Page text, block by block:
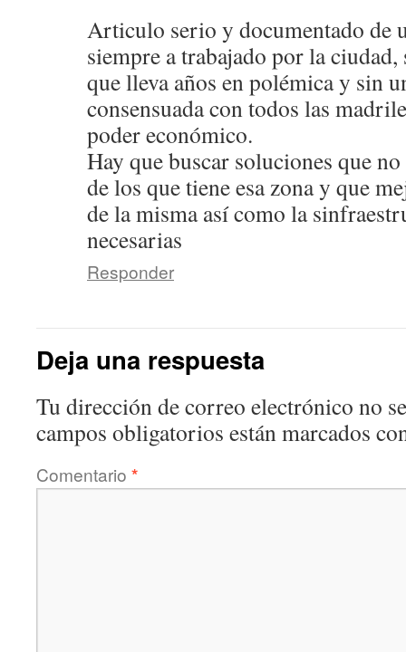
Articulo serio y documentado de
siempre a trabajado por la
que lleva años en polémica y sin
consensuada con todos las
poder económico.
Hay que buscar soluciones que
de los que tiene esa zona y que
de la misma así como la
necesarias
Responder
Deja una respuesta
Tu dirección de correo electrónico no
campos obligatorios están marcados
Comentario *